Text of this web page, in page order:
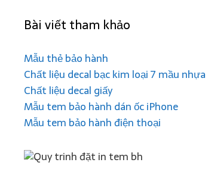
Bài viết tham khảo
Mẫu thẻ bảo hành
Chất liệu decal bạc kim loại 7 mầu nhựa
Chất liệu decal giấy
Mẫu tem bảo hành dán ốc iPhone
Mẫu tem bảo hành điện thoại